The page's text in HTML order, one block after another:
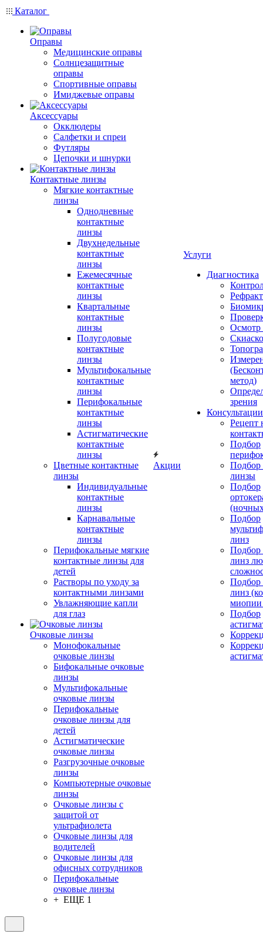
Каталог
Оправы
Медицинские оправы
Солнцезащитные
оправы
Спортивные оправы
Имиджевые оправы
Аксессуары
Окклюдеры
Салфетки и спреи
Футляры
Цепочки и шнурки
Контактные линзы
Мягкие контактные
линзы
Однодневные
контактные
линзы
Двухнедельные
контактные
линзы
Ежемесячные
контактные
линзы
Квартальные
контактные
линзы
Полугодовые
контактные
линзы
Мультифокальные
контактные
линзы
Перифокальные
контактные
линзы
Астигматические
контактные
линзы
Цветные контактные
линзы
Индивидуальные
контактные
линзы
Карнавальные
контактные
линзы
Перифокальные мягкие
контактные линзы для
детей
Растворы по уходу за
контактными линзами
Увлажняющие капли
для глаз
Очковые линзы
Монофокальные
очковые линзы
Бифокальные очковые
линзы
Мультифокальные
очковые линзы
Перифокальные
очковые линзы для
детей
Астигматические
очковые линзы
Разгрузочные очковые
линзы
Компьютерные очковые
линзы
Очковые линзы с
защитой от
ультрафиолета
Очковые линзы для
водителей
Очковые линзы для
офисных сотрудников
Перифокальные
очковые линзы
+ ЕЩЕ 1
Акции
Услуги
Диагностика
Осмотр
метод)
зрения
Рецепт
Подбор
Подбор
линзы
Подбор
Подбор
линз
Подбор
линз
Подбор
линз
миопии
Подбор